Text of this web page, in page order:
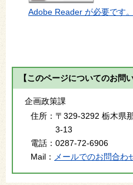
Adobe Reader が必要です。
【このページについてのお問
企画政策課
住所： 〒329-3292 栃木県
3-13
電話： 0287-72-6906
Mail： メールでのお問合わ